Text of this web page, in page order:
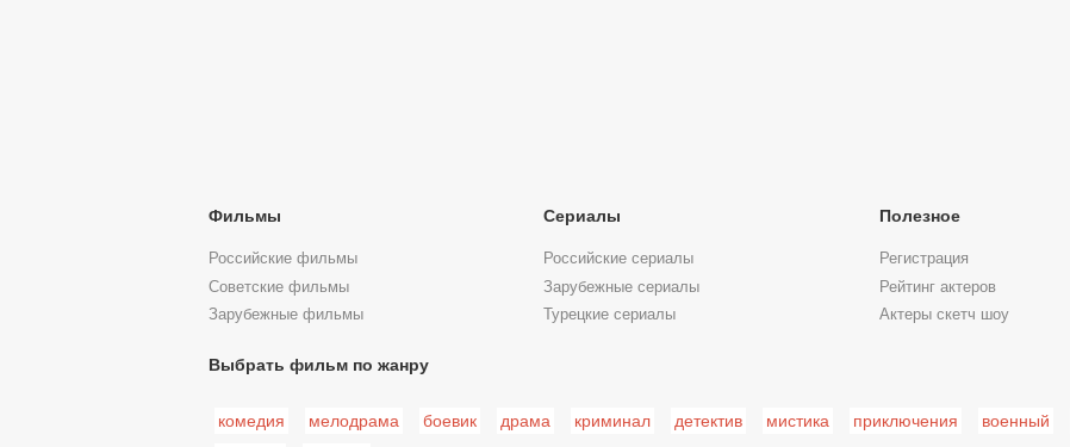
Фильмы
Российские фильмы
Советские фильмы
Зарубежные фильмы
Сериалы
Российские сериалы
Зарубежные сериалы
Турецкие сериалы
Полезное
Регистрация
Рейтинг актеров
Актеры скетч шоу
Выбрать фильм по жанру
комедия мелодрама боевик драма криминал детектив мистика приключения военный